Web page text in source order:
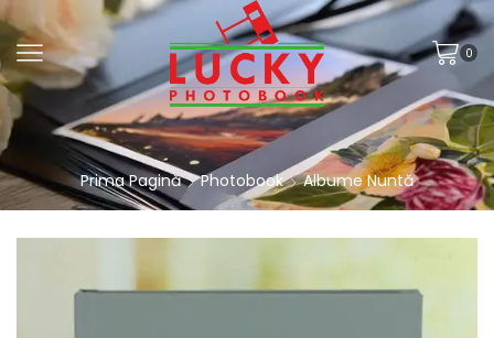
0
Prima Pagină Photobook Albume Nuntă